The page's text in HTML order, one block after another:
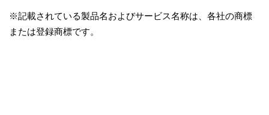
※記載されている製品名およびサービス名称は、各社の商標
または登録商標です。